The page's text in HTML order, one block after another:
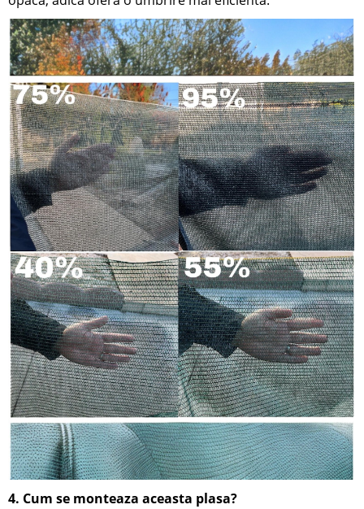
4. Cum se monteaza aceasta plasa?